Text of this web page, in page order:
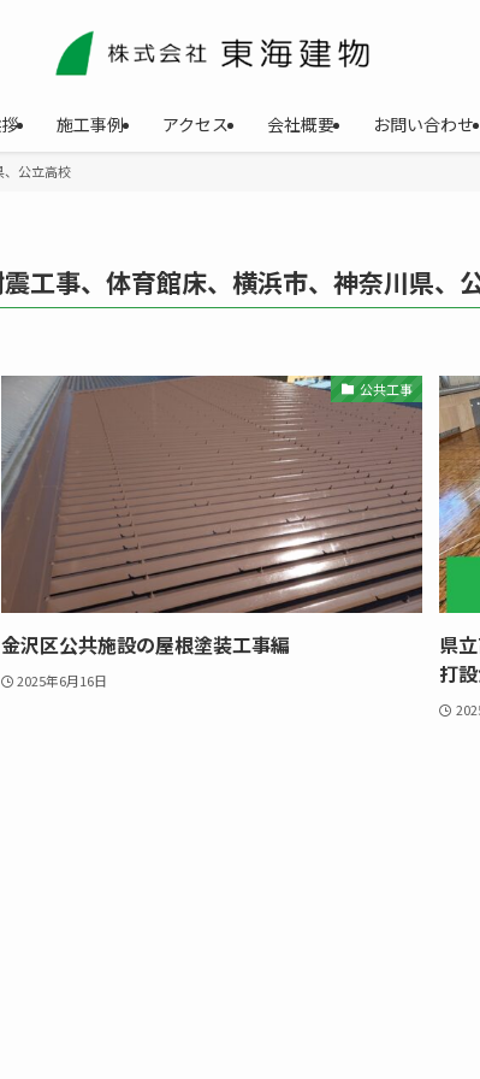
施工事例 アクセス 会社概要 お問い合わせ
、公立高校
工事、体育館床、横浜市、神奈川県、
公共工事
金沢区公共施設の屋根塗装工事編
2025年6月16日
県
打